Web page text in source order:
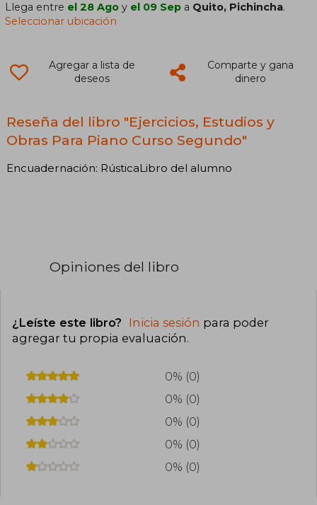
Llega entre el 28 Ago y el 09 Sep a Quito, Pichincha.
Seleccionar ubicación
Agregar a lista de
deseos
Comparte y gana
dinero
Reseña del libro "Ejercicios, Estudios y
Obras Para Piano Curso Segundo"
Encuadernación: RústicaLibro del alumno
Opiniones del libro
¿Leíste este libro? Inicia sesión para poder
agregar tu propia evaluación.
0% (0)
0% (0)
0% (0)
0% (0)
0% (0)